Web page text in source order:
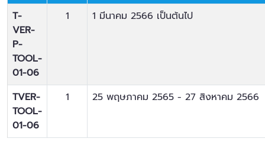
T-
VER-
P-
TOOL-
01-06
1 1 มีนาคม 2566 เป็นต้นไป
TVER-
TOOL-
01-06
1 25 พฤษภาคม 2565 - 27 สิงหาคม 2566